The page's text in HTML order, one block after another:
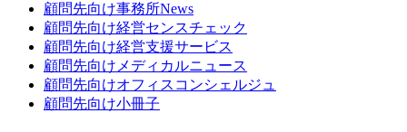
顧問先向け事務所News
顧問先向け経営センスチェック
顧問先向け経営支援サービス
顧問先向けメディカルニュース
顧問先向けオフィスコンシェルジュ
顧問先向け小冊子